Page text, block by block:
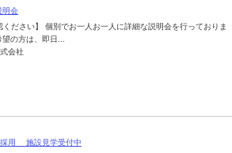
明会
ください】 個別でお一人お一人に詳細な説明会を行っておりま
の方は、即日...
会社
採用 施設見学受付中